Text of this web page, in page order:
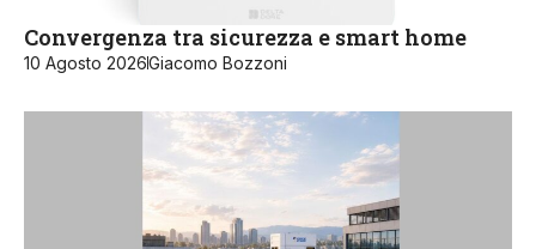
Convergenza tra sicurezza e smart home
10 Agosto 2026Giacomo Bozzoni